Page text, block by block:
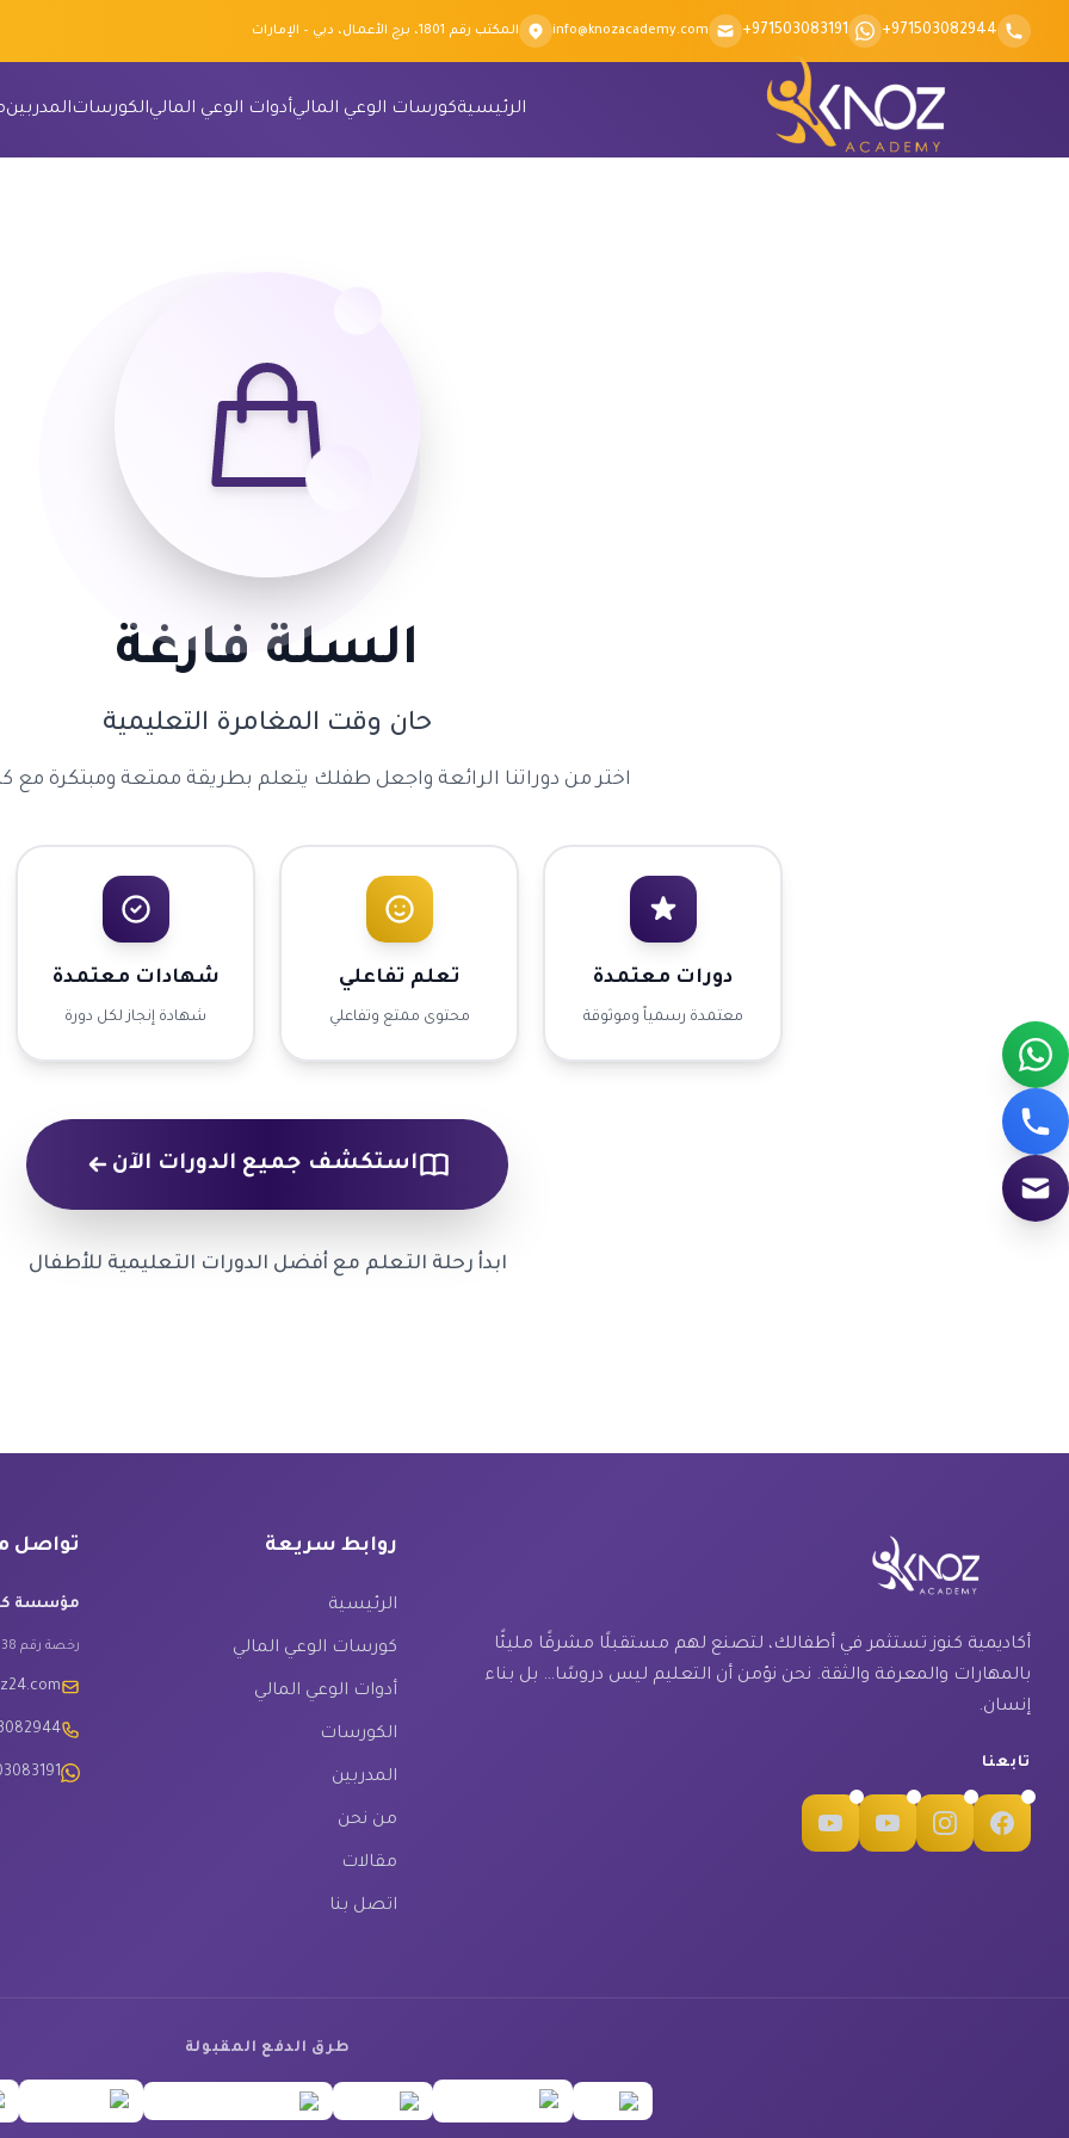
Skip to content
+971503082944
+971503083191
info@knozacademy.com المكتب رقم 1801، برج الأعمال، دبي – الإمارات
الرئيسيةكورسات الوعي الماليأدوات الوعي الماليالكورساتالمدربين
السلة فارغة
حان وقت المغامرة التعليمية
اختر من دوراتنا الرائعة واجعل طفلك يتعلم بطريقة ممتعة ومبتكرة مع
دورات معتمدة
معتمدة رسمياً وموثوقة
تعلم تفاعلي
محتوى ممتع وتفاعلي
شهادات معتمدة
شهادة إنجاز لكل دورة
استكشف جميع الدورات الآن
ابدأ رحلة التعلم مع أفضل الدورات التعليمية للأطفال
أكاديمية كنوز تستثمر في أطفالك، لتصنع لهم مستقبلًا مشرقًا مليئًا
بالمهارات والمعرفة والثقة. نحن نؤمن أن التعليم ليس دروسًا… بل بناء
إنسان.
تابعنا
روابط سريعة
الرئيسية
كورسات الوعي المالي
أدوات الوعي المالي
الكورسات
المدربين
من نحن
مقالات
اتصل بنا
تواصل
مؤسسة
رخصة رقم 1467338
طرق الدفع المقبولة